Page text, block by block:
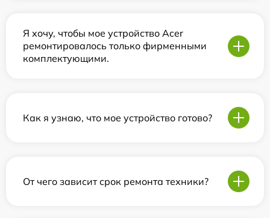
Я хочу, чтобы мое устройство Acer
ремонтировалось только фирменными
комплектующими.
Как я узнаю, что мое устройство готово?
От чего зависит срок ремонта техники?